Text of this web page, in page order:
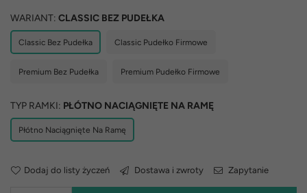
WARIANT: CLASSIC BEZ PUDEŁKA
Classic Bez Pudełka Classic Pudełko Firmowe
Premium Bez Pudełka Premium Pudełko Firmowe
TYP RAMKI: PŁÓTNO NACIĄGNIĘTE NA RAMĘ
Płótno Naciągnięte Na Ramę
Dodaj do listy życzeń Dostawa i zwroty Zapytanie